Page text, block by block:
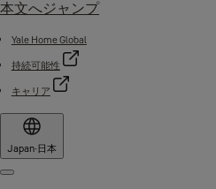
本文へジャンプ
Yale Home Global
持続可能性
キャリア
Japan· 日本
Menu